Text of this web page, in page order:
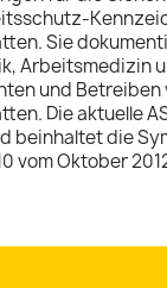
Sie
Arbeitsmedizin
und Betreiben
Die aktuelle
beinhaltet die
vom Oktober